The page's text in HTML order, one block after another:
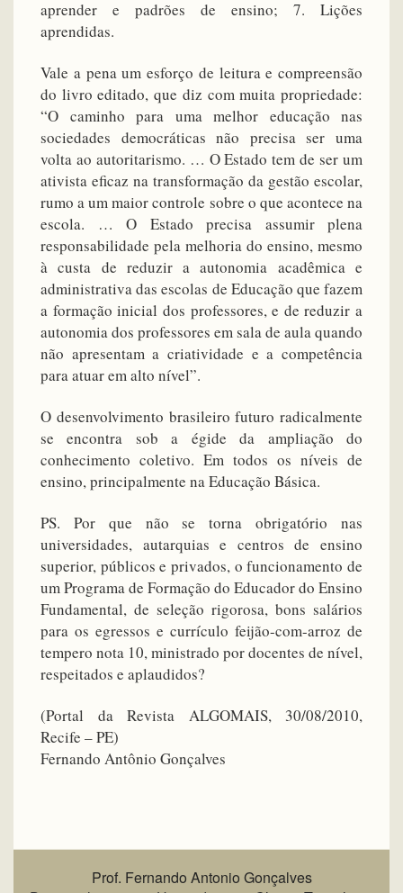
aprender e padrões de ensino; 7. Lições
aprendidas.
Vale a pena um esforço de leitura e compreensão
do livro editado, que diz com muita propriedade:
“O caminho para uma melhor educação nas
sociedades democráticas não precisa ser uma
volta ao autoritarismo. … O Estado tem de ser um
ativista eficaz na transformação da gestão escolar,
rumo a um maior controle sobre o que acontece na
escola. … O Estado precisa assumir plena
responsabilidade pela melhoria do ensino, mesmo
à custa de reduzir a autonomia acadêmica e
administrativa das escolas de Educação que fazem
a formação inicial dos professores, e de reduzir a
autonomia dos professores em sala de aula quando
não apresentam a criatividade e a competência
para atuar em alto nível”.
O desenvolvimento brasileiro futuro radicalmente
se encontra sob a égide da ampliação do
conhecimento coletivo. Em todos os níveis de
ensino, principalmente na Educação Básica.
PS. Por que não se torna obrigatório nas
universidades, autarquias e centros de ensino
superior, públicos e privados, o funcionamento de
um Programa de Formação do Educador do Ensino
Fundamental, de seleção rigorosa, bons salários
para os egressos e currículo feijão-com-arroz de
tempero nota 10, ministrado por docentes de nível,
respeitados e aplaudidos?
(Portal da Revista ALGOMAIS, 30/08/2010,
Recife – PE)
Fernando Antônio Gonçalves
Prof. Fernando Antonio Gonçalves